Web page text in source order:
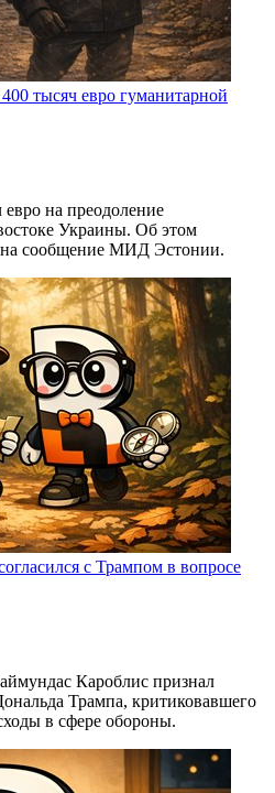
тысяч евро гуманитарной
на преодоление
Украины. Об этом
сообщение МИД Эстонии.
с Трампом в вопросе
Кароблис признал
Трампа, критиковавшего
в сфере обороны.